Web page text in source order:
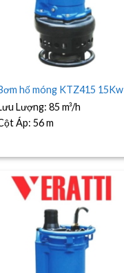
hố móng KTZ415 15Kw
Lượng:85 m³/h
Áp:56 m